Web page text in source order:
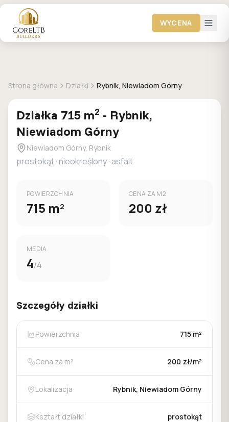
WYCENA
Strona główna Działki Rybnik, Niewiadom Górny
Działka 715 m2 - Rybnik,
Niewiadom Górny
Niewiadom Górny, Rybnik
prostokąt· nieokreślony· asfalt
POWIERZCHNIA
715 m2
CENA ZA M2
200 zł
MEDIA
4/4
Szczegóły działki
Powierzchnia 715 m²
Cena za m² 200 zł/m²
Lokalizacja Rybnik, Niewiadom Górny
Kształt działki prostokąt